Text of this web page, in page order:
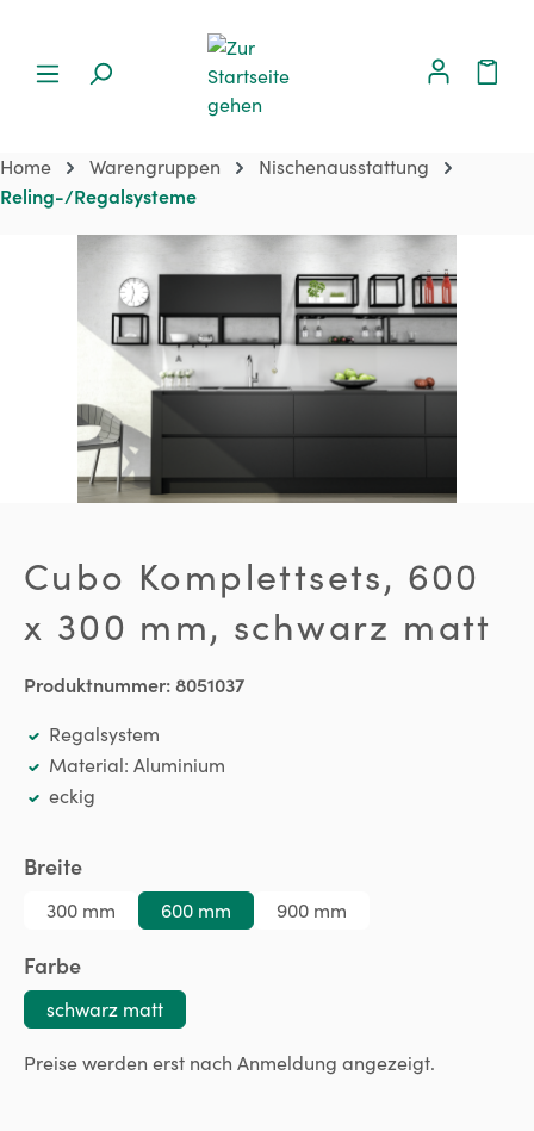
Home Warengruppen Nischenausstattung
Reling-/Regalsysteme
Bildergalerie überspringen
Cubo Komplettsets, 600
x 300 mm, schwarz matt
Produktnummer:8051037
Regalsystem
Material: Aluminium
eckig
Breiteauswählen
300 mm 600 mm 900 mm
Farbeauswählen
schwarz matt
Preise werden erst nach Anmeldung angezeigt.